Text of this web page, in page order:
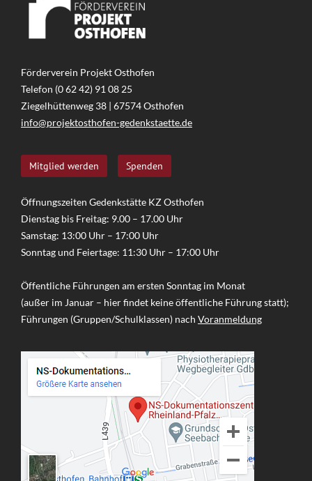
Förderverein Projekt Osthofen
Telefon (0 62 42) 91 08 25
Ziegelhüttenweg 38 | 67574 Osthofen
info@projektosthofen-gedenkstaette.de
Mitglied werden Spenden
Öffnungszeiten Gedenkstätte KZ Osthofen
Dienstag bis Freitag: 9.00 – 17.00 Uhr
Samstag: 13:00 Uhr – 17:00 Uhr
Sonntag und Feiertage: 11:30 Uhr – 17:00 Uhr
Öffentliche Führungen am ersten Sonntag im Monat
(außer im Januar – hier findet keine öffentliche Führung statt);
Führungen (Gruppen/Schulklassen) nach Voranmeldung